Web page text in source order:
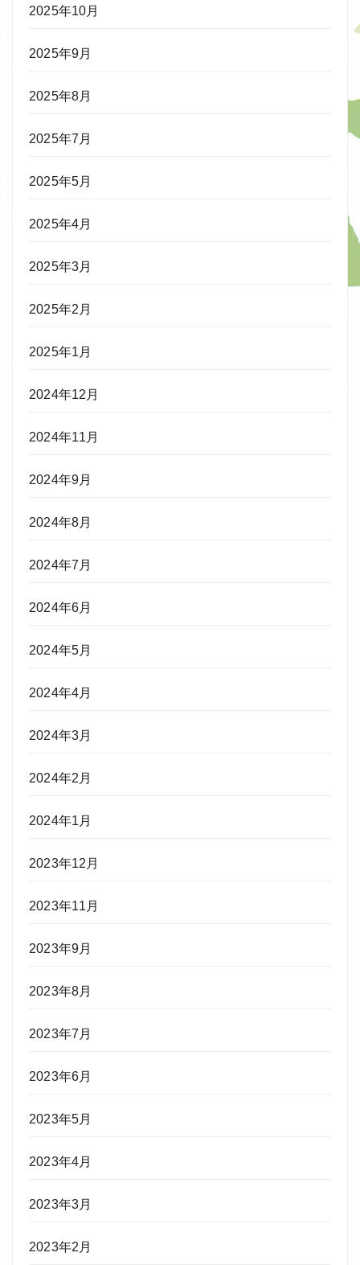
2025年10月
2025年9月
2025年8月
2025年7月
2025年5月
2025年4月
2025年3月
2025年2月
2025年1月
2024年12月
2024年11月
2024年9月
2024年8月
2024年7月
2024年6月
2024年5月
2024年4月
2024年3月
2024年2月
2024年1月
2023年12月
2023年11月
2023年9月
2023年8月
2023年7月
2023年6月
2023年5月
2023年4月
2023年3月
2023年2月